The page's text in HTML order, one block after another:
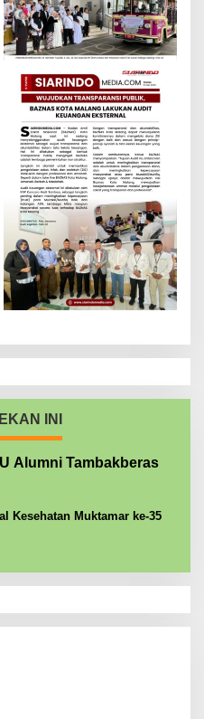
INI
Alumni Tambakberas
Kesehatan Muktamar ke-35